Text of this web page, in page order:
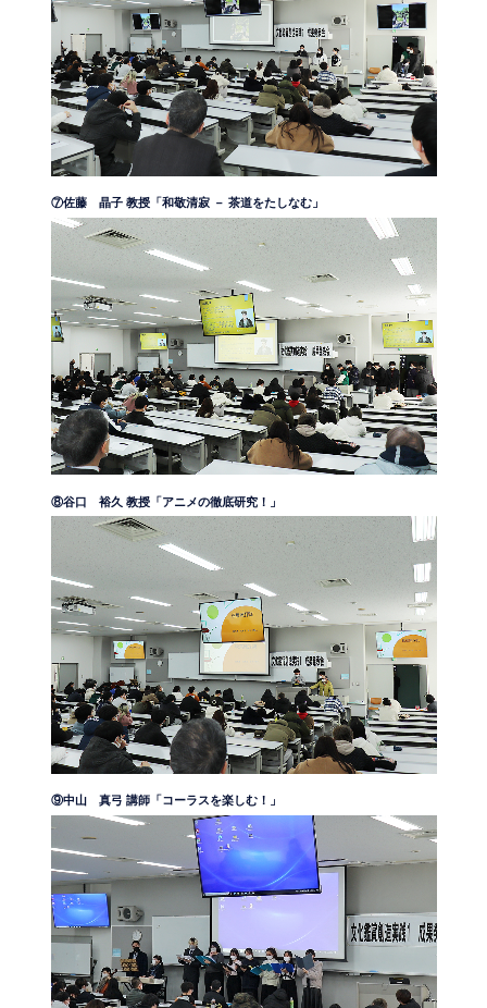
⑦佐藤 晶子 教授「和敬清寂 － 茶道をたしなむ」
⑧谷口 裕久 教授「アニメの徹底研究！」
⑨中山 真弓 講師「コーラスを楽しむ！」